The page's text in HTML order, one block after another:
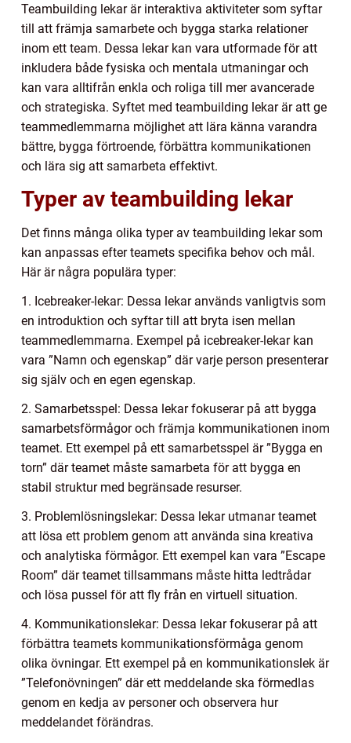
Teambuilding lekar är interaktiva aktiviteter som syftar
till att främja samarbete och bygga starka relationer
inom ett team. Dessa lekar kan vara utformade för att
inkludera både fysiska och mentala utmaningar och
kan vara alltifrån enkla och roliga till mer avancerade
och strategiska. Syftet med teambuilding lekar är att ge
teammedlemmarna möjlighet att lära känna varandra
bättre, bygga förtroende, förbättra kommunikationen
och lära sig att samarbeta effektivt.
Typer av teambuilding lekar
Det finns många olika typer av teambuilding lekar som
kan anpassas efter teamets specifika behov och mål.
Här är några populära typer:
1. Icebreaker-lekar: Dessa lekar används vanligtvis som
en introduktion och syftar till att bryta isen mellan
teammedlemmarna. Exempel på icebreaker-lekar kan
vara ”Namn och egenskap” där varje person presenterar
sig själv och en egen egenskap.
2. Samarbetsspel: Dessa lekar fokuserar på att bygga
samarbetsförmågor och främja kommunikationen inom
teamet. Ett exempel på ett samarbetsspel är ”Bygga en
torn” där teamet måste samarbeta för att bygga en
stabil struktur med begränsade resurser.
3. Problemlösningslekar: Dessa lekar utmanar teamet
att lösa ett problem genom att använda sina kreativa
och analytiska förmågor. Ett exempel kan vara ”Escape
Room” där teamet tillsammans måste hitta ledtrådar
och lösa pussel för att fly från en virtuell situation.
4. Kommunikationslekar: Dessa lekar fokuserar på att
förbättra teamets kommunikationsförmåga genom
olika övningar. Ett exempel på en kommunikationslek är
”Telefonövningen” där ett meddelande ska förmedlas
genom en kedja av personer och observera hur
meddelandet förändras.